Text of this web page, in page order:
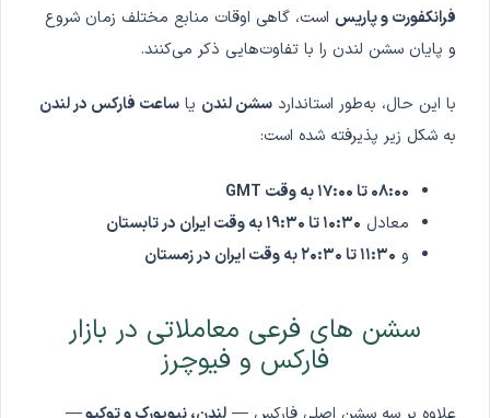
فرانکفورت و پاریس است، گاهی اوقات منابع مختلف زمان شروع
و پایان سشن لندن را با تفاوت‌هایی ذکر می‌کنند.
با این حال، به‌طور استاندارد سشن لندن یا ساعت فارکس در لندن
به شکل زیر پذیرفته شده است:
۰۸:۰۰ تا ۱۷:۰۰ به وقت GMT
معادل ۱۰:۳۰ تا ۱۹:۳۰ به وقت ایران در تابستان
و ۱۱:۳۰ تا ۲۰:۳۰ به وقت ایران در زمستان
سشن های فرعی معاملاتی در بازار
فارکس و فیوچرز